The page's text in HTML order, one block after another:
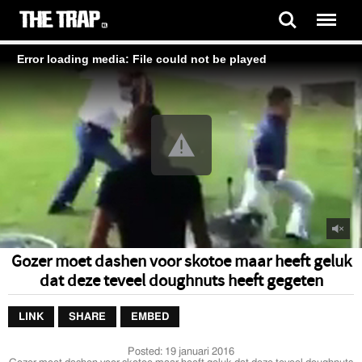
Error loading media: File could not be played
Gozer moet dashen voor skotoe maar heeft geluk
dat deze teveel doughnuts heeft gegeten
LINK SHARE EMBED
Posted: 19 januari 2016